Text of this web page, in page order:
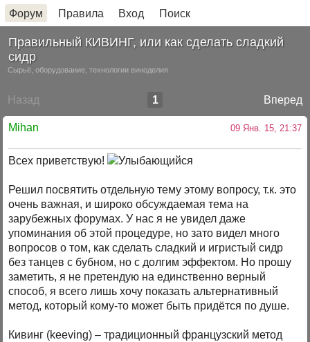
Форум Правила Вход Поиск
Правильный КИВИНГ, или как сделать сладкий
сидр
Сырьё, оборудование, технологии виноделия
Назад Вперед
1
Mihan 09 Янв. 15, 21:37
Всех приветствую!
Решил посвятить отдельную тему этому вопросу, т.к. это
очень важная, и широко обсуждаемая тема на
зарубежных форумах. У нас я не увидел даже
упоминания об этой процедуре, но зато видел много
вопросов о том, как сделать сладкий и игристый сидр
без танцев с бубном, но с долгим эффектом. Но прошу
заметить, я не претендую на единственно верный
способ, я всего лишь хочу показать альтернативный
метод, который кому-то может быть придётся по душе.
Кивинг (keeving) – традиционный французский метод